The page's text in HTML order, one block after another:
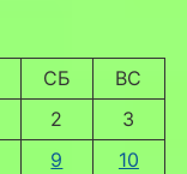
СБ
ВС
2
3
9
10